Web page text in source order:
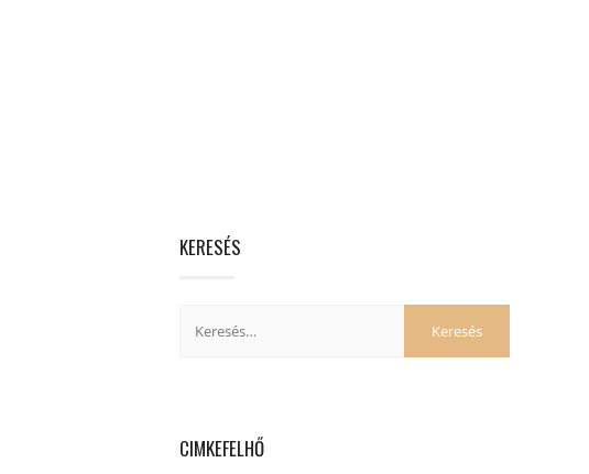
KERESÉS
CIMKEFELHŐ